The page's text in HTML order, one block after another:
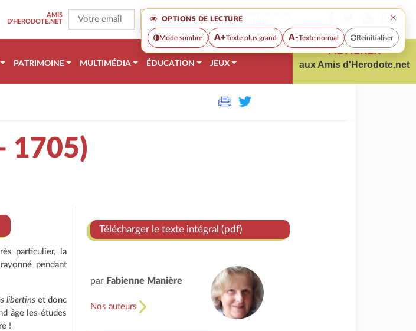
OPTIONS DE LECTURE ×
Mode sombre A+Texte plus grand A-Texte normal Reinitialiser
AMIS
D'HERODOTE.NET
PATRIMOINE MULTIMÉDIA ÉDUCATION JEUX
ADHÉRER
aux Amis d'Herodote.net
1705)
particulier, la
pendant
libertinset donc
âge les études
!
Télécharger le texte intégral (pdf)
par Fabienne Manière
Nos auteurs